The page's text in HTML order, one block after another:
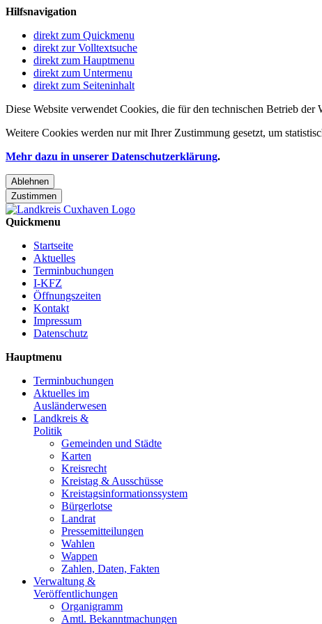
Hilfsnavigation
direkt zum Quickmenu
direkt zur Volltextsuche
direkt zum Hauptmenu
direkt zum Untermenu
direkt zum Seiteninhalt
Diese Website verwendet Cookies, die für den technischen Betrieb der
Weitere Cookies werden nur mit Ihrer Zustimmung gesetzt, um
Mehr dazu in unserer Datenschutzerklärung.
Ablehnen
Zustimmen
Quickmenu
Startseite
Aktuelles
Terminbuchungen
I-KFZ
Öffnungszeiten
Kontakt
Impressum
Datenschutz
Hauptmenu
Terminbuchungen
Aktuelles im
Ausländerwesen
Landkreis &
Politik
Gemeinden und Städte
Karten
Kreisrecht
Kreistag & Ausschüsse
Kreistagsinformationssystem
Bürgerlotse
Landrat
Pressemitteilungen
Wahlen
Wappen
Zahlen, Daten, Fakten
Verwaltung &
Veröffentlichungen
Organigramm
Amtl. Bekanntmachungen